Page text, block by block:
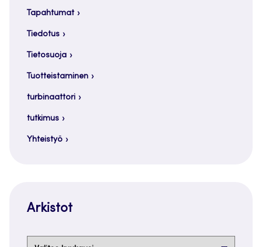
Tapahtumat
Tiedotus
Tietosuoja
Tuotteistaminen
turbinaattori
tutkimus
Yhteistyö
Arkistot